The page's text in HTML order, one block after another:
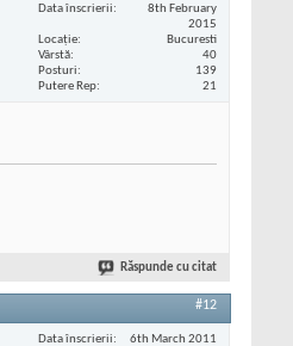
Data înscrierii
8th February
2015
Locaţie
Bucuresti
Vârstă
40
Posturi
139
Putere Rep
21
Răspunde cu citat
#12
Data înscrierii
6th March 2011